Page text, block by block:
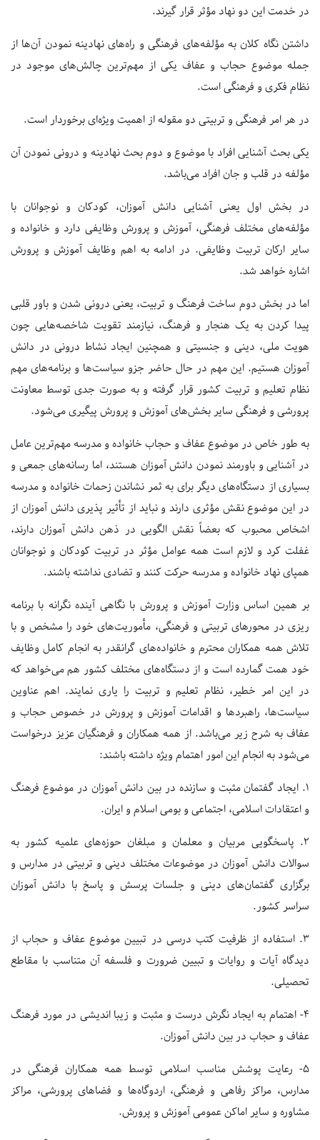
در خدمت این دو نهاد مؤثر قرار گیرند.
داشتن نگاه کلان به مؤلفه‌های فرهنگی و راه‌های نهادینه نمودن آن‌ها از
جمله موضوع حجاب و عفاف یکی از مهم‌ترین چالش‌های موجود در
نظام فکری و فرهنگی است.
در هر امر فرهنگی و تربیتی دو مقوله از اهمیت ویژه‌ای برخوردار است.
یکی بحث آشنایی افراد با موضوع و دوم بحث نهادینه و درونی نمودن آن
مؤلفه در قلب و جان افراد می‌باشد.
در بخش اول یعنی آشنایی دانش آموزان، کودکان و نوجوانان با
مؤلفه‌های مختلف فرهنگی، آموزش و پرورش وظایفی دارد و خانواده و
سایر ارکان تربیت وظایفی. در ادامه به اهم وظایف آموزش و پرورش
اشاره خواهد شد.
اما در بخش دوم ساخت فرهنگ و تربیت، یعنی درونی شدن و باور قلبی
پیدا کردن به یک هنجار و فرهنگ، نیازمند تقویت شاخصه‌هایی چون
هویت ملی، دینی و جنسیتی و همچنین ایجاد نشاط درونی در دانش
آموزان هستیم. این مهم در حال حاضر جزو سیاست‌ها و برنامه‌های مهم
نظام تعلیم و تربیت کشور قرار گرفته و به صورت جدی توسط معاونت
پرورشی و فرهنگی سایر بخش‌های آموزش و پرورش پیگیری می‌شود.
به طور خاص در موضوع عفاف و حجاب خانواده و مدرسه مهم‌ترین عامل
در آشنایی و باورمند نمودن دانش آموزان هستند، اما رسانه‌های جمعی و
بسیاری از دستگاه‌های دیگر برای به ثمر نشاندن زحمات خانواده و مدرسه
در این موضوع نقش مؤثری دارند و نباید از تأثیر پذیری دانش آموزان از
اشخاص محبوب که بعضاً نقش الگویی در ذهن دانش آموزان دارند،
غفلت کرد و لازم است همه عوامل مؤثر در تربیت کودکان و نوجوانان
همپای نهاد خانواده و مدرسه حرکت کنند و تضادی نداشته باشند.
بر همین اساس وزارت آموزش و پرورش با نگاهی آینده نگرانه با برنامه
ریزی در محورهای تربیتی و فرهنگی، مأموریت‌های خود را مشخص و با
تلاش همه همکاران محترم و خانواده‌های گرانقدر به انجام کامل وظایف
خود همت گمارده است و از دستگاه‌های مختلف کشور هم می‌خواهد که
در این امر خطیر، نظام تعلیم و تربیت را یاری نمایند. اهم عناوین
سیاست‌ها، راهبردها و اقدامات آموزش و پرورش در خصوص حجاب و
عفاف به شرح زیر می‌باشد. از همه همکاران و فرهنگیان عزیز درخواست
می‌شود به انجام این امور اهتمام ویژه داشته باشند:
۱. ایجاد گفتمان مثبت و سازنده در بین دانش آموزان در موضوع فرهنگ
و اعتقادات اسلامی، اجتماعی و بومی اسلام و ایران.
۲. پاسخگویی مربیان و معلمان و مبلغان حوزه‌های علمیه کشور به
سوالات دانش آموزان در موضوعات مختلف دینی و تربیتی در مدارس و
برگزاری گفتمان‌های دینی و جلسات پرسش و پاسخ با دانش آموزان
سراسر کشور.
۳. استفاده از ظرفیت کتب درسی در تبیین موضوع عفاف و حجاب از
دیدگاه آیات و روایات و تبیین ضرورت و فلسفه آن متناسب با مقاطع
تحصیلی.
۴- اهتمام به ایجاد نگرش درست و مثبت و زیبا اندیشی در مورد فرهنگ
عفاف و حجاب در بین دانش آموزان.
۵- رعایت پوشش مناسب اسلامی توسط همه همکاران فرهنگی در
مدارس، مراکز رفاهی و فرهنگی، اردوگاه‌ها و فضاهای پرورشی، مراکز
مشاوره و سایر اماکن عمومی آموزش و پرورش.